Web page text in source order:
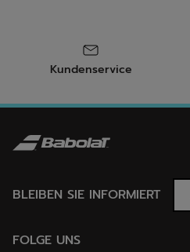
Kundenservice
BLEIBEN SIE INFORMIERT
FOLGE UNS